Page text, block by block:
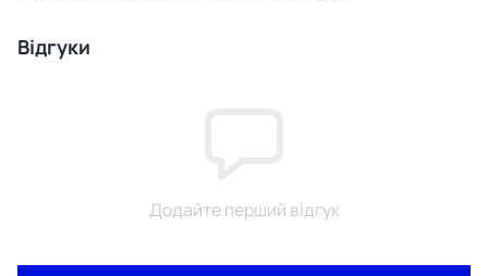
Відгуки
Додайте перший відгук